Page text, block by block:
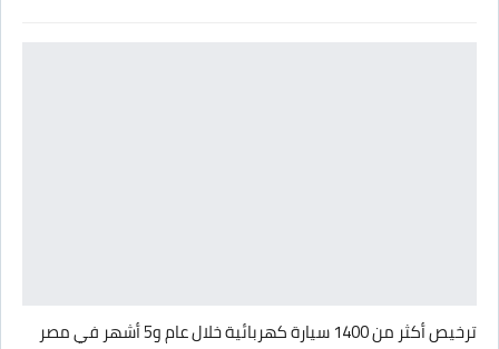
ترخيص أكثر من 1400 سيارة كهربائية خلال عام و5 أشهر في مصر